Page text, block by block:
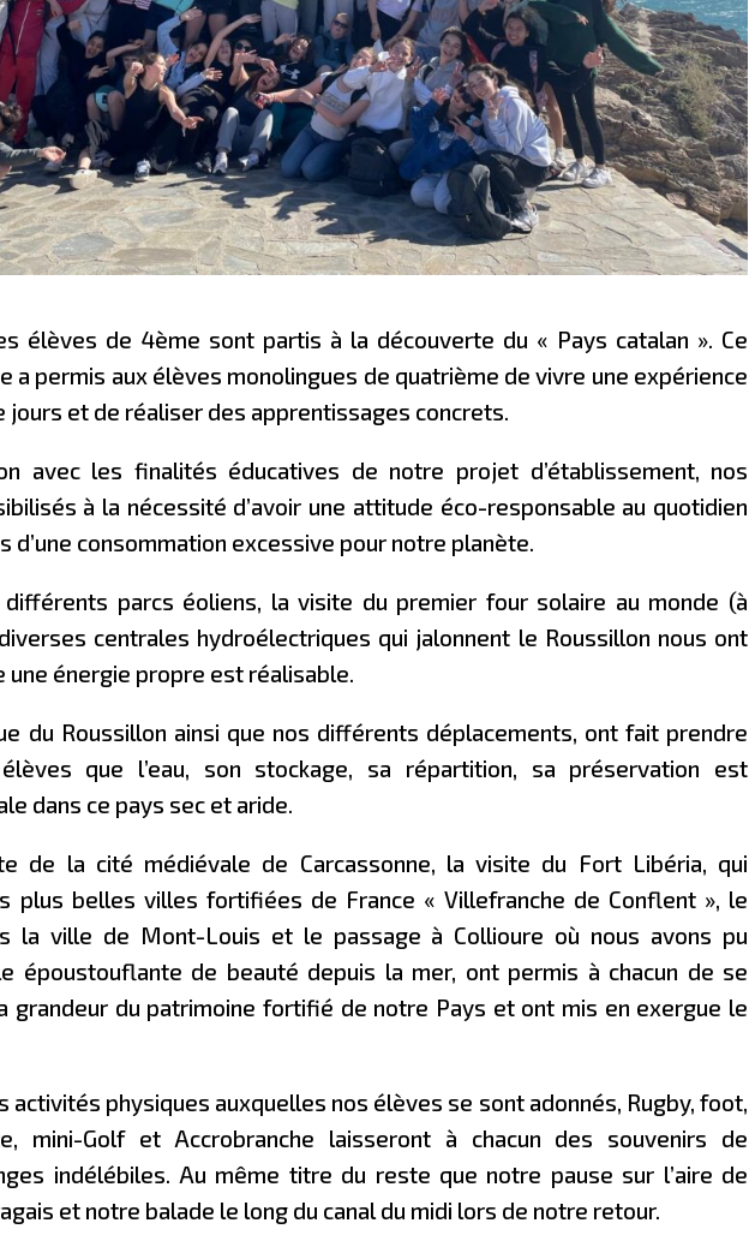
élèves de 4ème sont partis à la découverte du « Pays catalan ». Ce
a permis aux élèves monolingues de quatrième de vivre une expérience
jours et de réaliser des apprentissages concrets.
avec les finalités éducatives de notre projet d’établissement, nos
à la nécessité d’avoir une attitude éco-responsable au quotidien
d’une consommation excessive pour notre planète.
parcs éoliens, la visite du premier four solaire au monde (à
centrales hydroélectriques qui jalonnent le Roussillon nous ont
une énergie propre est réalisable.
du Roussillon ainsi que nos différents déplacements, ont fait prendre
que l’eau, son stockage, sa répartition, sa préservation est
dans ce pays sec et aride.
de la cité médiévale de Carcassonne, la visite du Fort Libéria, qui
plus belles villes fortifiées de France « Villefranche de Conflent », le
la ville de Mont-Louis et le passage à Collioure où nous avons pu
époustouflante de beauté depuis la mer, ont permis à chacun de se
grandeur du patrimoine fortifié de notre Pays et ont mis en exergue le
activités physiques auxquelles nos élèves se sont adonnés, Rugby, foot,
mini-Golf et Accrobranche laisseront à chacun des souvenirs de
indélébiles. Au même titre du reste que notre pause sur l’aire de
et notre balade le long du canal du midi lors de notre retour.